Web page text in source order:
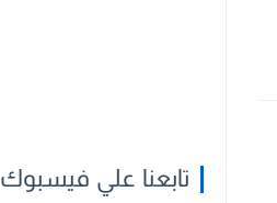
تابعنا علي فيسبوك